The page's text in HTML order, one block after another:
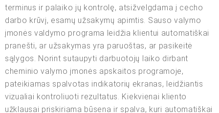
terminus ir palaiko jų kontrolę, atsižvelgdama į cecho
darbo krūvį, esamų užsakymų apimtis. Sauso valymo
įmonės valdymo programa leidžia klientui automatiškai
pranešti, ar užsakymas yra paruoštas, ar pasikeitė
sąlygos. Norint sutaupyti darbuotojų laiko dirbant
cheminio valymo įmonės apskaitos programoje,
pateikiamas spalvotas indikatorių ekranas, leidžiantis
vizualiai kontroliuoti rezultatus. Kiekvienai kliento
užklausai priskiriama būsena ir spalva, kuri automatiškai